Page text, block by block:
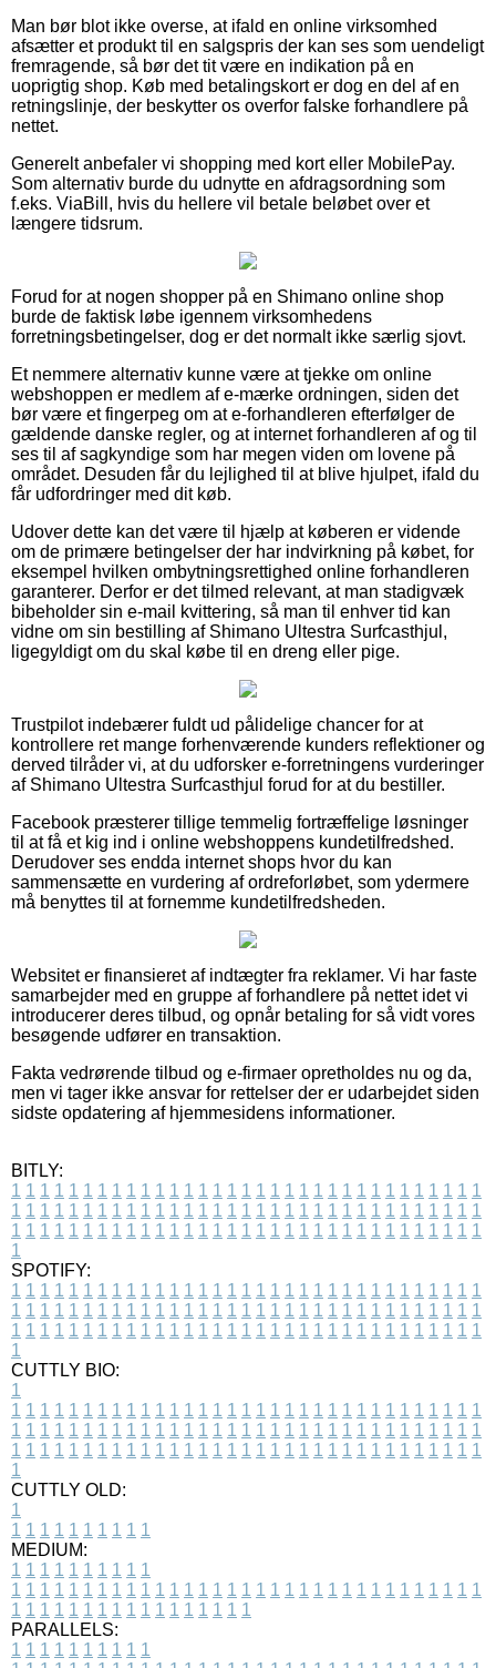
Man bør blot ikke overse, at ifald en online virksomhed
afsætter et produkt til en salgspris der kan ses som uendeligt
fremragende, så bør det tit være en indikation på en
uoprigtig shop. Køb med betalingskort er dog en del af en
retningslinje, der beskytter os overfor falske forhandlere på
nettet.
Generelt anbefaler vi shopping med kort eller MobilePay.
Som alternativ burde du udnytte en afdragsordning som
f.eks. ViaBill, hvis du hellere vil betale beløbet over et
længere tidsrum.
Forud for at nogen shopper på en Shimano online shop
burde de faktisk løbe igennem virksomhedens
forretningsbetingelser, dog er det normalt ikke særlig sjovt.
Et nemmere alternativ kunne være at tjekke om online
webshoppen er medlem af e-mærke ordningen, siden det
bør være et fingerpeg om at e-forhandleren efterfølger de
gældende danske regler, og at internet forhandleren af og til
ses til af sagkyndige som har megen viden om lovene på
området. Desuden får du lejlighed til at blive hjulpet, ifald du
får udfordringer med dit køb.
Udover dette kan det være til hjælp at køberen er vidende
om de primære betingelser der har indvirkning på købet, for
eksempel hvilken ombytningsrettighed online forhandleren
garanterer. Derfor er det tilmed relevant, at man stadigvæk
bibeholder sin e-mail kvittering, så man til enhver tid kan
vidne om sin bestilling af Shimano Ultestra Surfcasthjul,
ligegyldigt om du skal købe til en dreng eller pige.
Trustpilot indebærer fuldt ud pålidelige chancer for at
kontrollere ret mange forhenværende kunders reflektioner og
derved tilråder vi, at du udforsker e-forretningens vurderinger
af Shimano Ultestra Surfcasthjul forud for at du bestiller.
Facebook præsterer tillige temmelig fortræffelige løsninger
til at få et kig ind i online webshoppens kundetilfredshed.
Derudover ses endda internet shops hvor du kan
sammensætte en vurdering af ordreforløbet, som ydermere
må benyttes til at fornemme kundetilfredsheden.
Websitet er finansieret af indtægter fra reklamer. Vi har faste
samarbejder med en gruppe af forhandlere på nettet idet vi
introducerer deres tilbud, og opnår betaling for så vidt vores
besøgende udfører en transaktion.
Fakta vedrørende tilbud og e-firmaer opretholdes nu og da,
men vi tager ikke ansvar for rettelser der er udarbejdet siden
sidste opdatering af hjemmesidens informationer.
BITLY:
1 1 1 1 1 1 1 1 1 1 1 1 1 1 1 1 1 1 1 1 1 1 1 1 1 1 1 1 1 1 1 1 1
1 1 1 1 1 1 1 1 1 1 1 1 1 1 1 1 1 1 1 1 1 1 1 1 1 1 1 1 1 1 1 1 1
1 1 1 1 1 1 1 1 1 1 1 1 1 1 1 1 1 1 1 1 1 1 1 1 1 1 1 1 1 1 1 1 1
1
SPOTIFY:
1 1 1 1 1 1 1 1 1 1 1 1 1 1 1 1 1 1 1 1 1 1 1 1 1 1 1 1 1 1 1 1 1
1 1 1 1 1 1 1 1 1 1 1 1 1 1 1 1 1 1 1 1 1 1 1 1 1 1 1 1 1 1 1 1 1
1 1 1 1 1 1 1 1 1 1 1 1 1 1 1 1 1 1 1 1 1 1 1 1 1 1 1 1 1 1 1 1 1
1
CUTTLY BIO:
1
1 1 1 1 1 1 1 1 1 1 1 1 1 1 1 1 1 1 1 1 1 1 1 1 1 1 1 1 1 1 1 1 1
1 1 1 1 1 1 1 1 1 1 1 1 1 1 1 1 1 1 1 1 1 1 1 1 1 1 1 1 1 1 1 1 1
1 1 1 1 1 1 1 1 1 1 1 1 1 1 1 1 1 1 1 1 1 1 1 1 1 1 1 1 1 1 1 1 1
1
CUTTLY OLD:
1
1 1 1 1 1 1 1 1 1 1
MEDIUM:
1 1 1 1 1 1 1 1 1 1
1 1 1 1 1 1 1 1 1 1 1 1 1 1 1 1 1 1 1 1 1 1 1 1 1 1 1 1 1 1 1 1 1
1 1 1 1 1 1 1 1 1 1 1 1 1 1 1 1 1
PARALLELS:
1 1 1 1 1 1 1 1 1 1